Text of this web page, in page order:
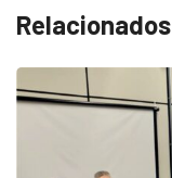
Relacionados